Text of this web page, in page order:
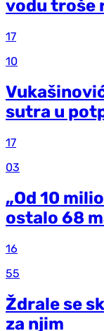
vodu troše
17
10
sutra u
17
03
„Od 10
ostalo 68
16
55
Ždrale se
za njim